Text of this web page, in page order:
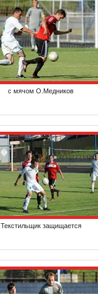
с мячом О.Медников
Текстильщик защищается